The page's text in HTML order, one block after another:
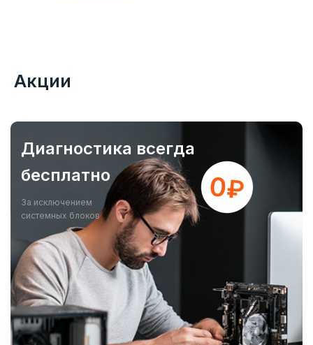
Акции
Диагностика всегда
бесплатно
За исключением
системных блоков